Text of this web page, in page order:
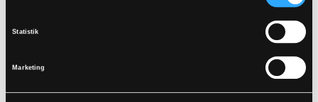
Statistik
Marketing